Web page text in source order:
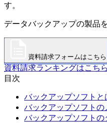
す。
データバックアップの製品
資料請求フォームはこちら
資料請求ランキングはこちら
目次
バックアップソフトと
バックアップソフトの
バックアップソフトの